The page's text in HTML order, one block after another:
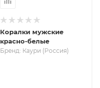
Коралки мужские
красно-белые
Бренд: Каури (Россия)